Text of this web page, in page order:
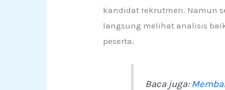
kandidat rekrutmen. Namun
langsung melihat analisis
peserta.
Baca juga: